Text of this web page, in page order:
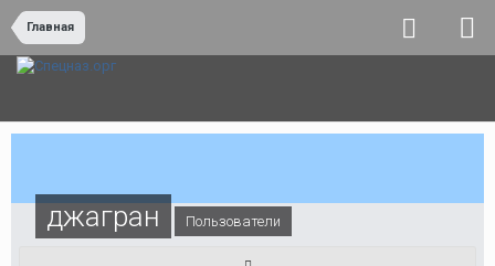
Главная
джагран Пользователи